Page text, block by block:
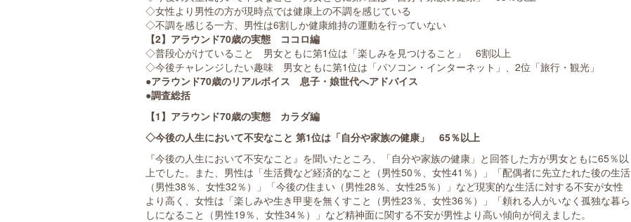
◇女性より男性の方が現時点では健康上の不調を感じている
◇不調を感じる一方、男性は6割しか健康維持の運動を行っていない
【2】アラウンド70歳の実態 ココロ編
◇普段心がけていること 男女ともに第1位は「楽しみを見つけること」 6割以上
◇今後チャレンジしたい趣味 男女ともに第1位は「パソコン・インターネット」、2位「旅行・観光」
●アラウンド70歳のリアルボイス 息子・娘世代へアドバイス
●調査総括
【1】アラウンド70歳の実態 カラダ編
◇今後の人生において不安なこと 第1位は「自分や家族の健康」 65％以上
『今後の人生において不安なこと』を聞いたところ、「自分や家族の健康」と回答した方が男女ともに65％以
上でした。また、男性は「生活費など経済的なこと（男性50％、女性41％）」「配偶者に先立たれた後の生活
（男性38％、女性32％）」「今後の住まい（男性28％、女性25％）」など現実的な生活に対する不安が女性
より高く、女性は「楽しみや生き甲斐を無くすこと（男性23％、女性36％）」「頼れる人がいなく孤独な暮ら
しになること（男性19％、女性34％）」など精神面に関する不安が男性より高い傾向が伺えました。